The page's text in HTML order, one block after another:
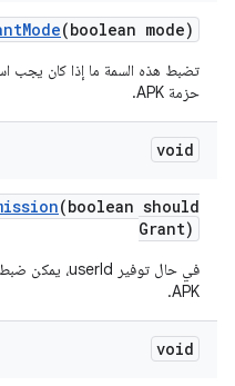
Mode(boolean mode)
حزمة APK.
void
(boolean should
Grant)
APK.
void